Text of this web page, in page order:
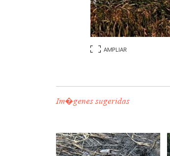
AMPLIAR
Im�genes sugeridas